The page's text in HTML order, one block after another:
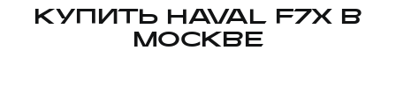
КУПИТЬ HAVAL F7X В
МОСКВЕ